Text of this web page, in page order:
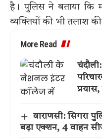
है। पुलिस ने बताया कि
व्यक्तियों की भी तलाश की
More Read
वाराणसी: सिगरा
बड़ा एक्शन, 4 वाहन